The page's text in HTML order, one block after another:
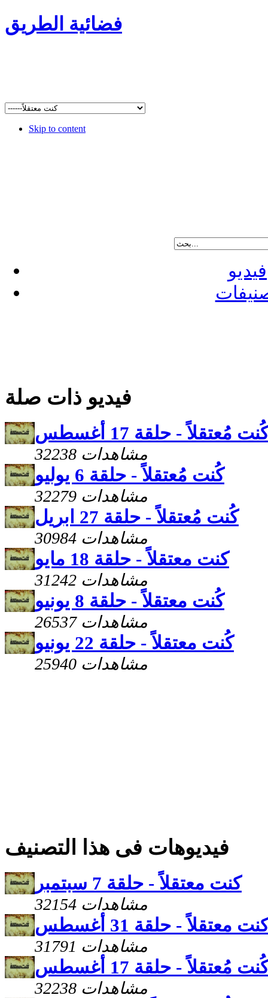
فضائية الطريق
Skip to content
فيديو
فيديو ذات صلة
مُعتقلاً - حلقة 17 أغسطس
32238 مشاهدات
كُنت مُعتقلاً - حلقة 6 يوليو
32279 مشاهدات
كُنت مُعتقلاً - حلقة 27 ابريل
30984 مشاهدات
كنت معتقلاً - حلقة 18 مايو
31242 مشاهدات
كُنت معتقلاً - حلقة 8 يونيو
26537 مشاهدات
كُنت معتقلاً - حلقة 22 يونيو
25940 مشاهدات
فيديوهات فى هذا التصنيف
كنت معتقلاً - حلقة 7 سبتمبر
32154 مشاهدات
معتقلاً - حلقة 31 أغسطس
31791 مشاهدات
مُعتقلاً - حلقة 17 أغسطس
32238 مشاهدات